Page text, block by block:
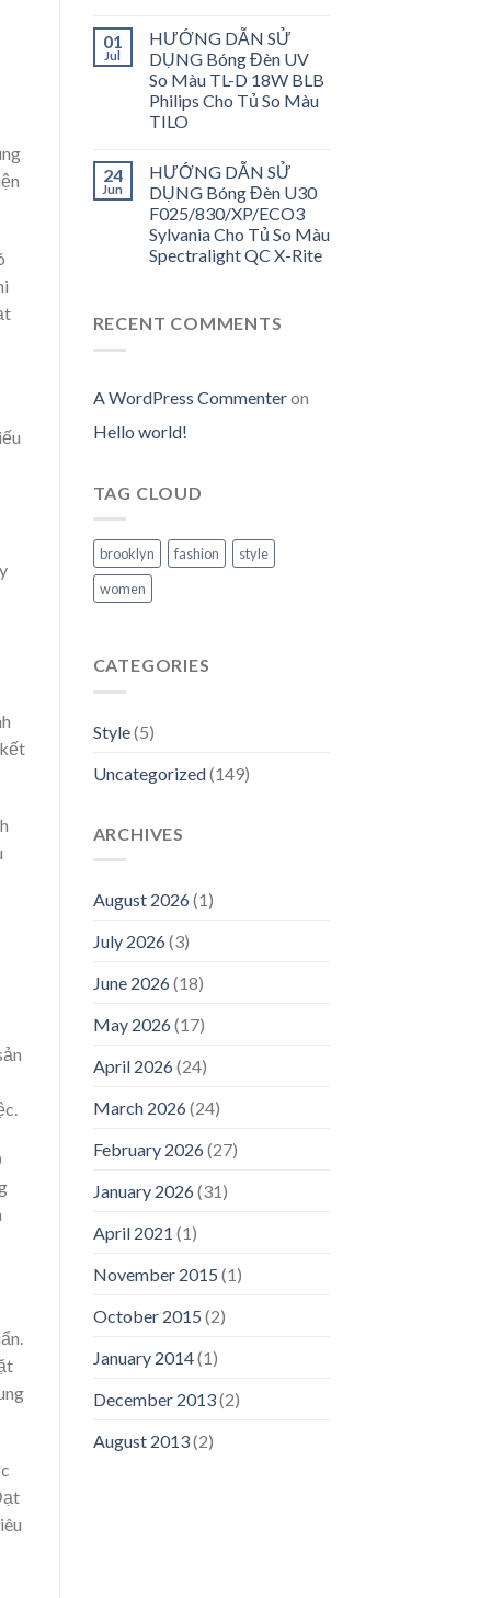
01
Jul
HƯỚNG DẪN SỬ
DỤNG Bóng Đèn UV
So Màu TL-D 18W BLB
Philips Cho Tủ So Màu
TILO
24
Jun
HƯỚNG DẪN SỬ
DỤNG Bóng Đèn U30
F025/830/XP/ECO3
Sylvania Cho Tủ So Màu
Spectralight QC X-Rite
RECENT COMMENTS
A WordPress Commenteron
Hello world!
TAG CLOUD
brooklyn fashion
style
women
CATEGORIES
Style(5)
Uncategorized(149)
ARCHIVES
August 2026(1)
July 2026(3)
June 2026(18)
May 2026(17)
April 2026(24)
March 2026(24)
February 2026(27)
January 2026(31)
April 2021 (1)
November 2015 (1)
October 2015 (2)
January 2014(1)
December 2013(2)
August 2013(2)